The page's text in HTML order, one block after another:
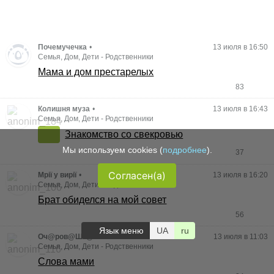
Почемучечка •
13 июля в 16:50
Семья, Дом, Дети - Родственники
Мама и дом престарелых
83
Колишня муза •
13 июля в 16:43
Семья, Дом, Дети - Родственники
Знакомство со свекровью
37
Мрії у вирії •
13 июля в 16:20
Семья, Дом, Дети
Брат обиделся на мой совет
56
Оч@ров@Шк@
13 июля в 11:03
Семья, Дом, Дети - Родственники
Слова мами
Мы используем cookies (подробнее).
Согласен(а)
Язык меню UA ru